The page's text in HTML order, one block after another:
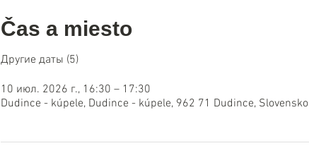
Čas a miesto
Другие даты (5)
10 июл. 2026 г., 16:30 – 17:30
Dudince - kúpele, Dudince - kúpele, 962 71 Dudince, Slovensko